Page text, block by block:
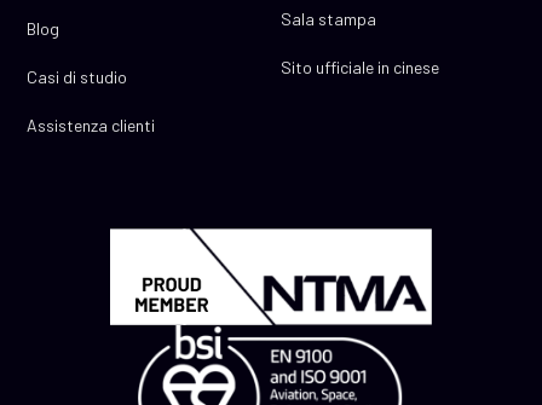
Blog
Casi di studio
Assistenza clienti
Sala stampa
Sito ufficiale in cinese